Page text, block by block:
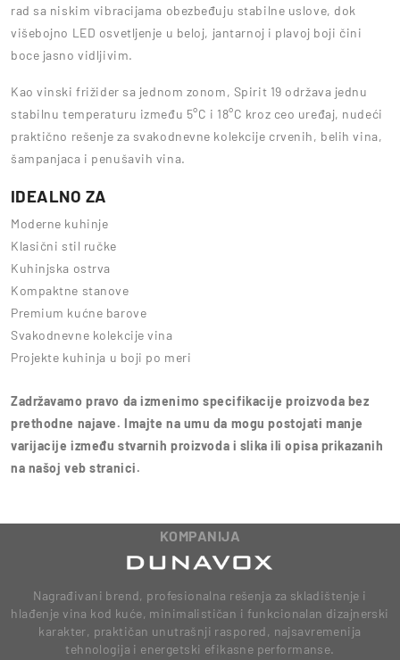
rad sa niskim vibracijama obezbeđuju stabilne uslove, dok
višebojno LED osvetljenje u beloj, jantarnoj i plavoj boji čini
boce jasno vidljivim.
Kao vinski frižider sa jednom zonom, Spirit 19 održava jednu
stabilnu temperaturu između 5°C i 18°C kroz ceo uređaj, nudeći
praktično rešenje za svakodnevne kolekcije crvenih, belih vina,
šampanjaca i penušavih vina.
IDEALNO ZA
Moderne kuhinje
Klasični stil ručke
Kuhinjska ostrva
Kompaktne stanove
Premium kućne barove
Svakodnevne kolekcije vina
Projekte kuhinja u boji po meri
Zadržavamo pravo da izmenimo specifikacije proizvoda bez
prethodne najave. Imajte na umu da mogu postojati manje
varijacije između stvarnih proizvoda i slika ili opisa prikazanih
na našoj veb stranici.
KOMPANIJA
Nagrađivani brend, profesionalna rešenja za skladištenje i
hlađenje vina kod kuće, minimalističan i funkcionalan dizajnerski
karakter, praktičan unutrašnji raspored, najsavremenija
tehnologija i energetski efikasne performanse.